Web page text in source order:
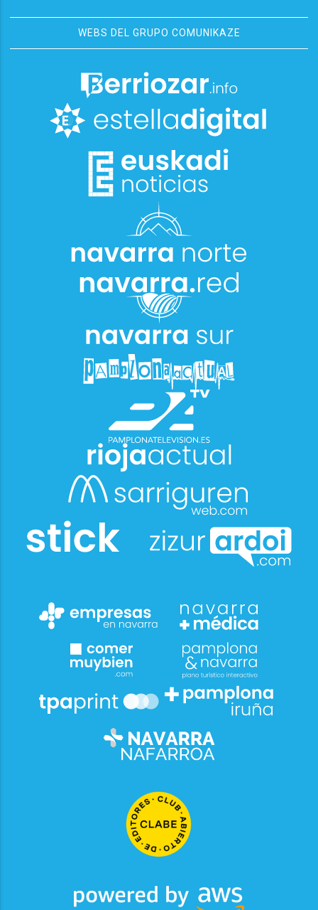
WEBS DEL GRUPO COMUNIKAZE